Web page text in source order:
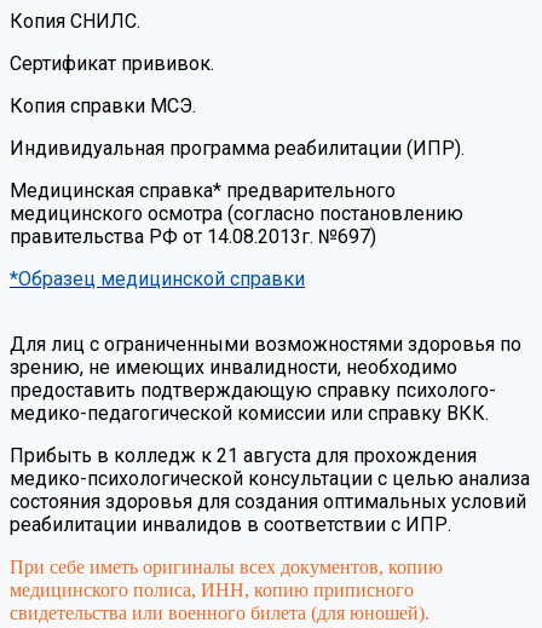
Копия СНИЛС.
Сертификат прививок.
Копия справки МСЭ.
Индивидуальная программа реабилитации (ИПР).
Медицинская справка* предварительного
медицинского осмотра (согласно постановлению
правительства РФ от 14.08.2013г. №697)
*Образец медицинской справки
Для лиц с ограниченными возможностями здоровья по
зрению, не имеющих инвалидности, необходимо
предоставить подтверждающую справку психолого-
медико-педагогической комиссии или справку ВКК.
Прибыть в колледж к 21 августа для прохождения
медико-психологической консультации с целью анализа
состояния здоровья для создания оптимальных условий
реабилитации инвалидов в соответствии с ИПР.
При себе иметь оригиналы всех документов, копию
медицинского полиса, ИНН, копию приписного
свидетельства или военного билета (для юношей).